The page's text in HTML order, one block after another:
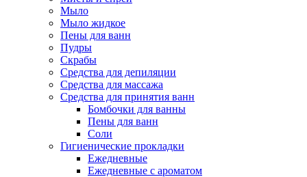
Мыло
Мыло жидкое
Пены для ванн
Пудры
Скрабы
Средства для депиляции
Средства для массажа
Средства для принятия ванн
Бомбочки для ванны
Пены для ванн
Соли
Гигиенические прокладки
Ежедневные
Ежедневные с ароматом